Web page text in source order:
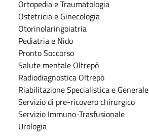
Ortopedia e Traumatologia
Ostetricia e Ginecologia
Otorinolaringoiatria
Pediatria e Nido
Pronto Soccorso
Salute mentale Oltrepò
Radiodiagnostica Oltrepò
Riabilitazione Specialistica e Generale
Servizio di pre-ricovero chirurgico
Servizio Immuno-Trasfusionale
Urologia